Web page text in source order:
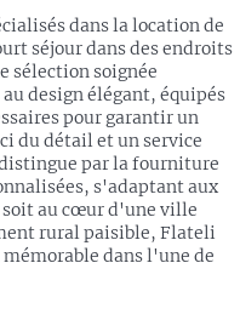
dans la location de
séjour dans des endroits
sélection soignée
design élégant, équipés
pour garantir un
du détail et un service
par la fourniture
s'adaptant aux
soit au cœur d'une ville
rural paisible, Flateli
dans l'une de